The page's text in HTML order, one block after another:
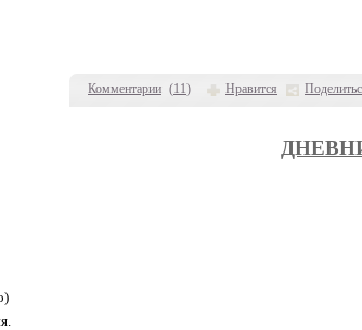
Комментарии (11) Нравится